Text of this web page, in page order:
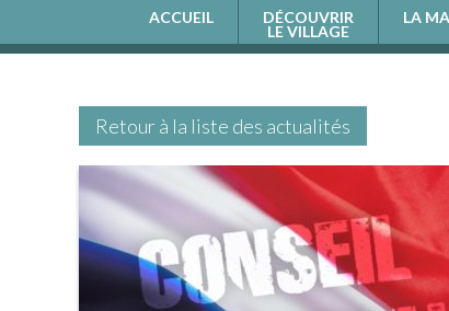
ACCUEIL DÉCOUVRIR
LE VILLAGE
LA
Retour à la liste des actualités